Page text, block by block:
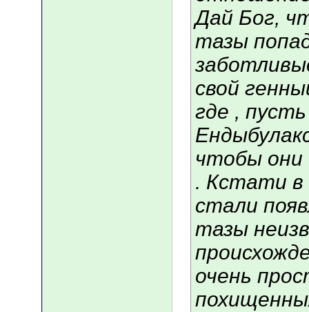
Дай Бог,
тазы
свой
где ,
чтобы они
. Кстати в
стали
тазы
очень